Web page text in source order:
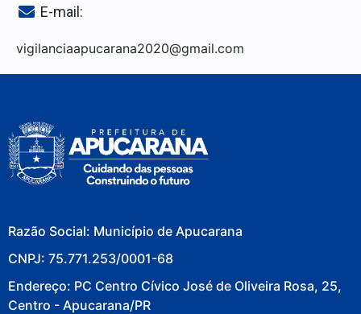
E-mail:
vigilanciaapucarana2020@gmail.com
Razão Social: Município de Apucarana
CNPJ: 75.771.253/0001-68
Endereço: PC Centro Cívico José de Oliveira Rosa, 25,
Centro - Apucarana/PR